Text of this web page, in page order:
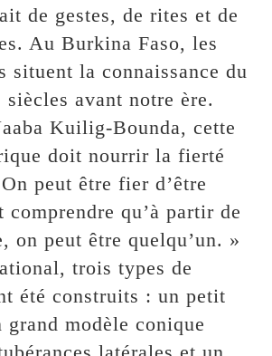
de gestes, de rites et de
Au Burkina Faso, les
situent la connaissance du
avant notre ère.
Kuilig-Bounda, cette
doit nourrir la fierté
peut être fier d’être
comprendre qu’à partir de
on peut être quelqu’un. »
trois types de
été construits : un petit
grand modèle conique